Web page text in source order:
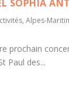
SOPHIA
,Alpes-
prochain
Paul des...